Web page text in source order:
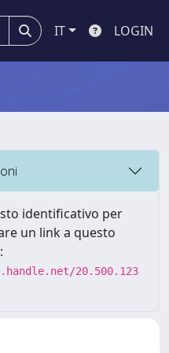
IT LOGIN
identificativo per
un link a questo
20.500.123